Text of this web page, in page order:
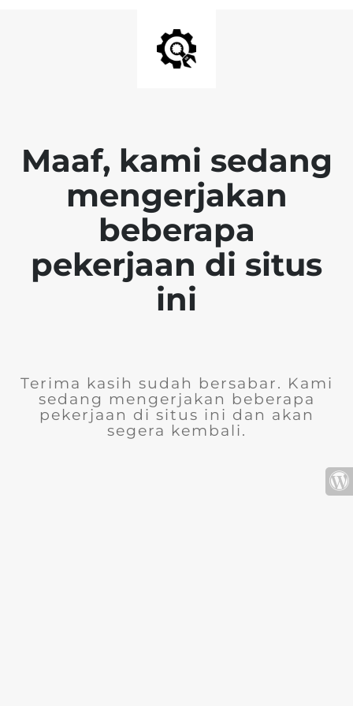
Maaf, kami sedang
mengerjakan
beberapa
pekerjaan di situs
ini
Terima kasih sudah bersabar. Kami
sedang mengerjakan beberapa
pekerjaan di situs ini dan akan
segera kembali.